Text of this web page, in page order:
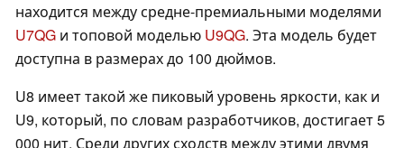
находится между средне-премиальными моделями
U7QG и топовой моделью U9QG. Эта модель будет
доступна в размерах до 100 дюймов.
U8 имеет такой же пиковый уровень яркости, как и
U9, который, по словам разработчиков, достигает 5
000 нит. Среди других сходств между этими двумя